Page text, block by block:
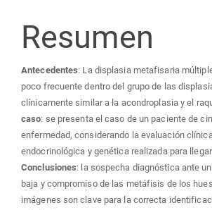
Resumen
Antecedentes: La displasia metafisaria
poco frecuente dentro del grupo de las
clínicamente similar a la acondroplasia y el
caso: se presenta el caso de un paciente de
enfermedad, considerando la evaluación
endocrinológica y genética realizada para
Conclusiones: la sospecha diagnóstica ante
baja y compromiso de las metáfisis de los
imágenes son clave para la correcta